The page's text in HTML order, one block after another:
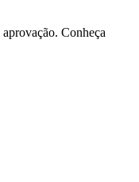
Conheça